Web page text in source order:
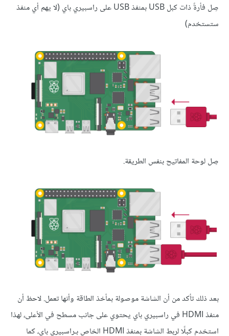
صِل فأرةً ذات كبل USB بمنفذ USB على راسبيري باي (لا يهم أي منفذ
ستستخدم)
صِل لوحة المفاتيح بنفس الطريقة.
بعد ذلك تأكد من أن الشاشة موصولة بمأخذ الطاقة وأنها تعمل. لاحظ أن
منفذ HDMI في راسبيري باي يحتوي على جانب مسطح في الأعلى، لهذا
استخدم كبلًا لربط الشاشة بمنفذ HDMI الخاص بـراسبيري باي، كما